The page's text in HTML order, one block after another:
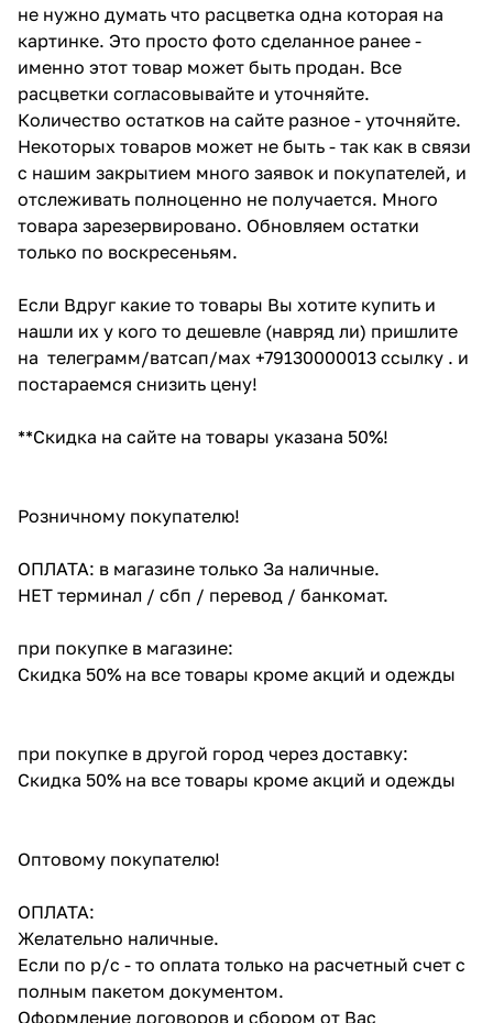
не нужно думать что расцветка одна которая на
картинке. Это просто фото сделанное ранее -
именно этот товар может быть продан. Все
расцветки согласовывайте и уточняйте.
Количество остатков на сайте разное - уточняйте.
Некоторых товаров может не быть - так как в связи
с нашим закрытием много заявок и покупателей, и
отслеживать полноценно не получается. Много
товара зарезервировано. Обновляем остатки
только по воскресеньям.
Если Вдруг какие то товары Вы хотите купить и
нашли их у кого то дешевле (навряд ли) пришлите
на телеграмм/ватсап/мах +79130000013 ссылку . и
постараемся снизить цену!
**Скидка на сайте на товары указана 50%!
Розничному покупателю!
ОПЛАТА: в магазине только За наличные.
НЕТ терминал / сбп / перевод / банкомат.
при покупке в магазине:
Скидка 50% на все товары кроме акций и одежды
при покупке в другой город через доставку:
Скидка 50% на все товары кроме акций и одежды
Оптовому покупателю!
ОПЛАТА:
Желательно наличные.
Если по р/с - то оплата только на расчетный счет с
полным пакетом документом.
Оформление договоров и сбором от Вас